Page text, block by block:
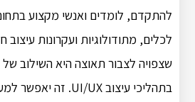
להתקדם, לומדים ואנשי מקצוע
לכלים, מתודולוגיות ועקרונות עיצוב
בתהליכי עיצוב UI/UX.
זה יאפשר